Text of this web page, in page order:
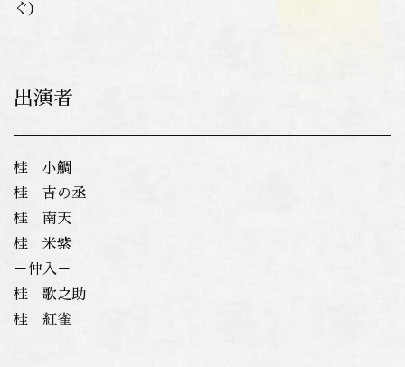
ぐ）
出演者
桂 小鯛
桂 吉の丞
桂 南天
桂 米紫
－仲入－
桂 歌之助
桂 紅雀